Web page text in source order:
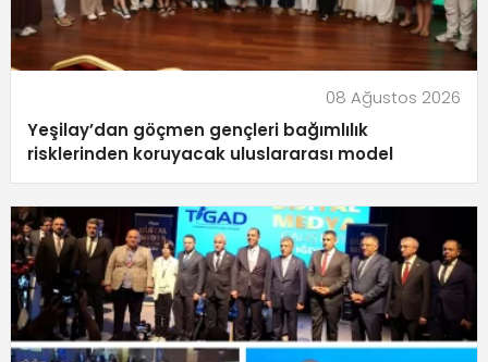
08 Ağustos 2026
Yeşilay’dan göçmen gençleri bağımlılık
risklerinden koruyacak uluslararası model